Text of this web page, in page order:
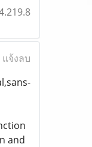
แจ้งลบ
and